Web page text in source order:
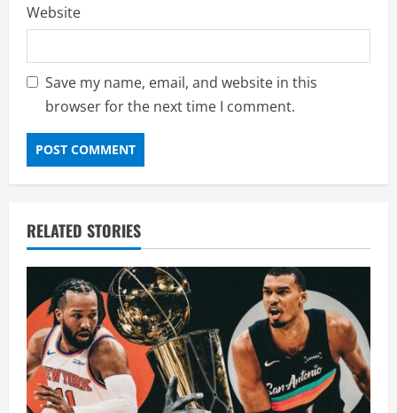
Website
Save my name, email, and website in this
browser for the next time I comment.
RELATED STORIES